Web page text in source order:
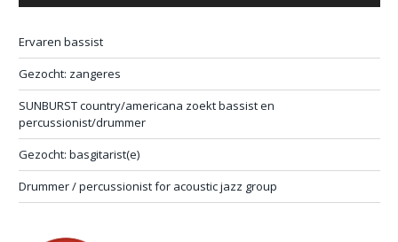
Ervaren bassist
Gezocht: zangeres
SUNBURST country/americana zoekt bassist en
percussionist/drummer
Gezocht: basgitarist(e)
Drummer / percussionist for acoustic jazz group